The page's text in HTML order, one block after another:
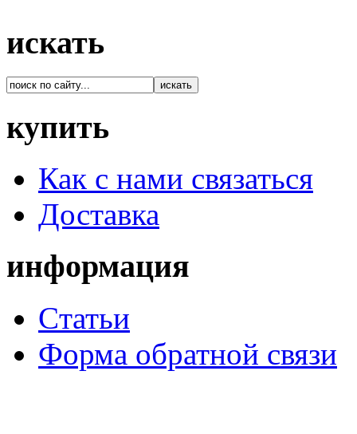
искать
купить
Как с нами связаться
Доставка
информация
Cтатьи
Форма обратной связи